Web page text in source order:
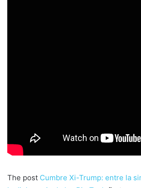
The post Cumbre Xi-Trump: entre la